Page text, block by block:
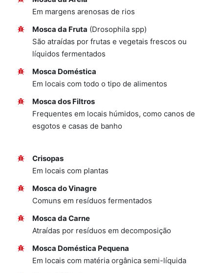
Em margens arenosas de rios
Mosca da Fruta (Drosophila spp)
São atraídas por frutas e vegetais frescos ou
líquidos fermentados
Mosca Doméstica
Em locais com todo o tipo de alimentos
Mosca dos Filtros
Frequentes em locais húmidos, como canos de
esgotos e casas de banho
Crisopas
Em locais com plantas
Mosca do Vinagre
Comuns em resíduos fermentados
Mosca da Carne
Atraídas por resíduos em decomposição
Mosca Doméstica Pequena
Em locais com matéria orgânica semi-líquida